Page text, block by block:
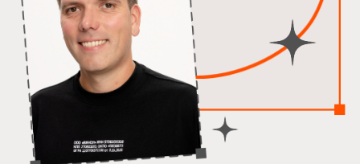
Мы оформляем по ТК, платим «белую»
зарплату и берём налоги на себя. Работать
можно откуда удобно: из дома, из другого
города или из нашего офиса на Артплее —
с ежедневными полдниками из любимых
доставок.